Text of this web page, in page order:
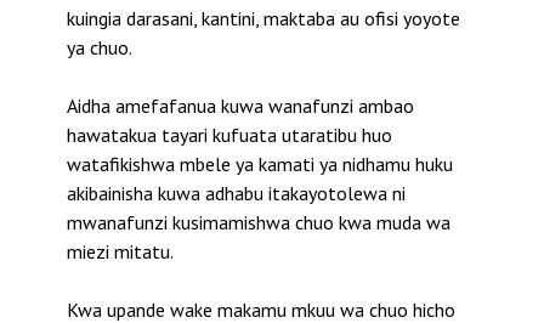
kuingia darasani, kantini, maktaba au ofisi yoyote
ya chuo.
Aidha amefafanua kuwa wanafunzi ambao
hawatakua tayari kufuata utaratibu huo
watafikishwa mbele ya kamati ya nidhamu huku
akibainisha kuwa adhabu itakayotolewa ni
mwanafunzi kusimamishwa chuo kwa muda wa
miezi mitatu.
Kwa upande wake makamu mkuu wa chuo hicho